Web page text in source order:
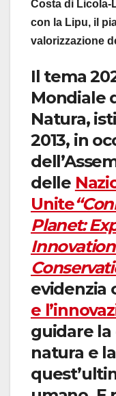
Costa di Licola-
con la Lipu, il
valorizzazione
Il tema
Mondiale
Natura,
2013, in
delle
Unite
Planet:
evidenzia
e
guidare la
natura e